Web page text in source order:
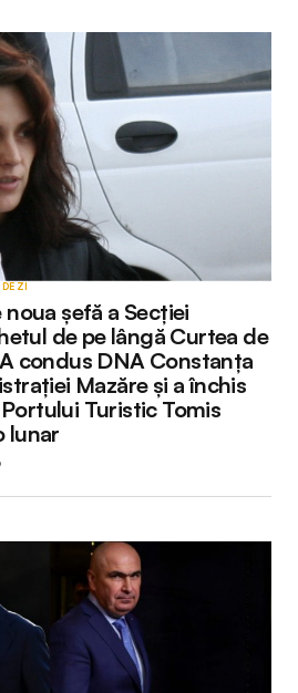
ZI
șefă a Secției
de pe lângă Curtea de
condus DNA Constanța
Mazăre și a închis
Turistic Tomis
lunar